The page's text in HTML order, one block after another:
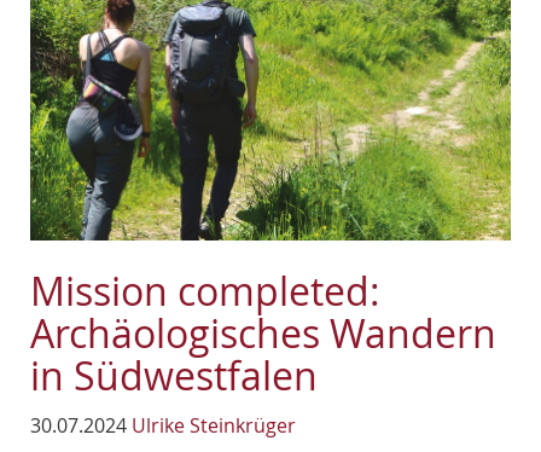
Mission completed:
Archäologisches Wandern
in Südwestfalen
30.07.2024 Ulrike Steinkrüger